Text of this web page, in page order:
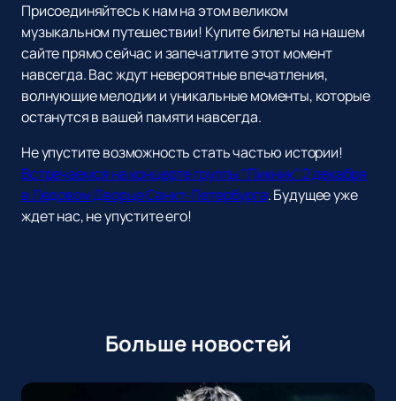
Присоединяйтесь к нам на этом великом
музыкальном путешествии! Купите билеты на нашем
сайте прямо сейчас и запечатлите этот момент
навсегда. Вас ждут невероятные впечатления,
волнующие мелодии и уникальные моменты, которые
останутся в вашей памяти навсегда.
Не упустите возможность стать частью истории!
Встречаемся на концерте группы "Пикник" 2 декабря
в Ледовом Дворце Санкт-Петербурга. Будущее уже
ждет нас, не упустите его!
Больше новостей